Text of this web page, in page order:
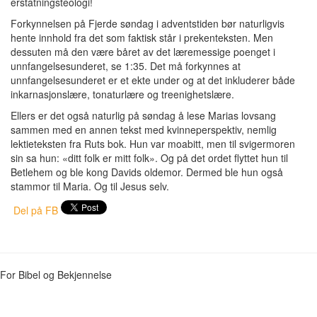
Forkynnelsen på Fjerde søndag i adventstiden bør naturligvis
hente innhold fra det som faktisk står i prekenteksten. Men
dessuten må den være båret av det læremessige poenget i
unnfangelsesunderet, se 1:35. Det må forkynnes at
unnfangelsesunderet er et ekte under og at det inkluderer både
inkarnasjonslære, tonaturlære og treenighetslære.
Ellers er det også naturlig på søndag å lese Marias lovsang
sammen med en annen tekst med kvinneperspektiv, nemlig
lektieteksten fra Ruts bok. Hun var moabitt, men til svigermoren
sin sa hun: «ditt folk er mitt folk». Og på det ordet flyttet hun til
Betlehem og ble kong Davids oldemor. Dermed ble hun også
stammor til Maria. Og til Jesus selv.
Del på FB
For Bibel og Bekjennelse